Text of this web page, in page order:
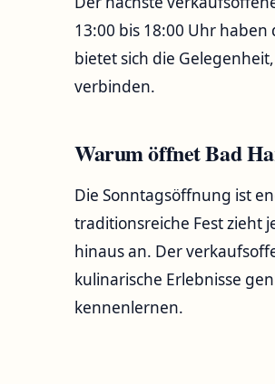
13:00 bis 18:00 Uhr
bietet sich die
verbinden.
Warum öffnet Bad
Die Sonntagsöffnung ist
traditionsreiche Fest zieht
hinaus an. Der
kulinarische Erlebnisse
kennenlernen.